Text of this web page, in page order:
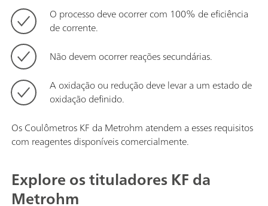
O processo deve ocorrer com 100% de eficiência
de corrente.
Não devem ocorrer reações secundárias.
A oxidação ou redução deve levar a um estado de
oxidação definido.
Os Coulômetros KF da Metrohm atendem a esses requisitos
com reagentes disponíveis comercialmente.
Explore os tituladores KF da
Metrohm